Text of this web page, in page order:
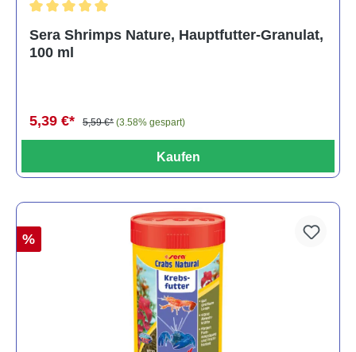
Sera Shrimps Nature, Hauptfutter-Granulat,
100 ml
5,39 €* 5,59 €* (3.58% gespart)
Kaufen
%